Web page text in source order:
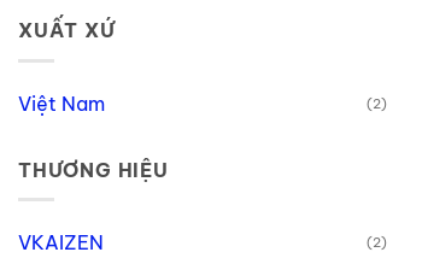
XUẤT XỨ
Việt Nam (2)
THƯƠNG HIỆU
VKAIZEN (2)